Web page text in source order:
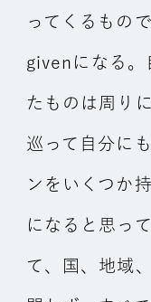
ってくるもの
givenになる。
たものは周り
巡って自分に
ンをいくつか
になると思っ
て、国、地域